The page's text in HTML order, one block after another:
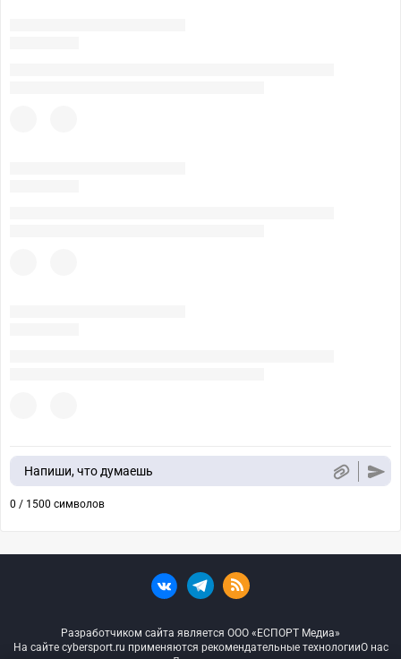
Напиши, что думаешь
0 / 1500 символов
Разработчиком сайта является ООО «ЕСПОРТ Медиа»
На сайте cybersport.ru применяются рекомендательные технологииО нас